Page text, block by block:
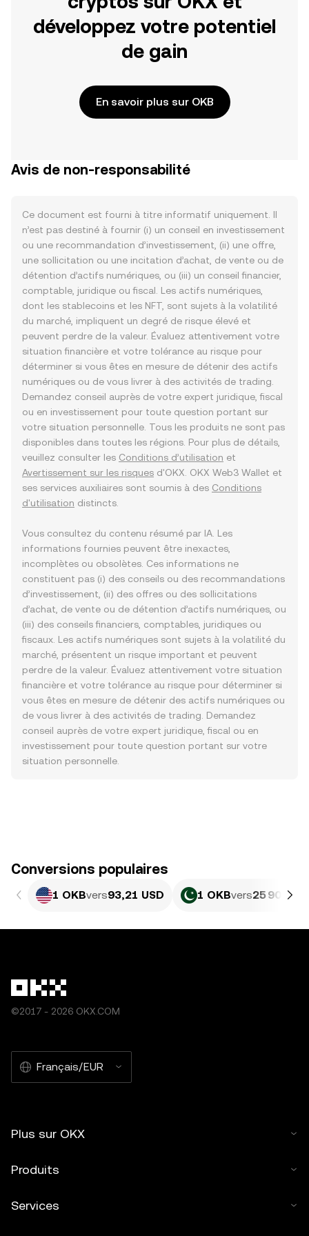
développez votre potentiel
de gain
En savoir plus sur OKB
Avis de non-responsabilité
Ce document est fourni à titre informatif uniquement. Il
n’est pas destiné à fournir (i) un conseil en investissement
ou une recommandation d’investissement, (ii) une offre,
une sollicitation ou une incitation d’achat, de vente ou de
détention d’actifs numériques, ou (iii) un conseil financier,
comptable, juridique ou fiscal. Les actifs numériques,
dont les stablecoins et les NFT, sont sujets à la volatilité
du marché, impliquent un degré de risque élevé et
peuvent perdre de la valeur. Évaluez attentivement votre
situation financière et votre tolérance au risque pour
déterminer si vous êtes en mesure de détenir des actifs
numériques ou de vous livrer à des activités de trading.
Demandez conseil auprès de votre expert juridique, fiscal
ou en investissement pour toute question portant sur
votre situation personnelle. Tous les produits ne sont pas
disponibles dans toutes les régions. Pour plus de détails,
veuillez consulter les Conditions d’utilisation et
Avertissement sur les risques d'OKX. OKX Web3 Wallet et
ses services auxiliaires sont soumis à des Conditions
d'utilisation distincts.
Vous consultez du contenu résumé par IA. Les
informations fournies peuvent être inexactes,
incomplètes ou obsolètes. Ces informations ne
constituent pas (i) des conseils ou des recommandations
d’investissement, (ii) des offres ou des sollicitations
d’achat, de vente ou de détention d’actifs numériques, ou
(iii) des conseils financiers, comptables, juridiques ou
fiscaux. Les actifs numériques sont sujets à la volatilité du
marché, présentent un risque important et peuvent
perdre de la valeur. Évaluez attentivement votre situation
financière et votre tolérance au risque pour déterminer si
vous êtes en mesure de détenir des actifs numériques ou
de vous livrer à des activités de trading. Demandez
conseil auprès de votre expert juridique, fiscal ou en
investissement pour toute question portant sur votre
situation personnelle.
Conversions populaires
1 OKBvers93,21 USD 1 OKBvers25 900,22
©2017 - 2026 OKX.COM
Français/EUR
Plus sur OKX
Produits
Services